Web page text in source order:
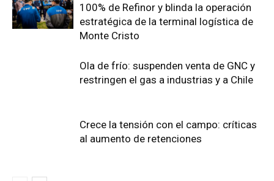
100% de Refinor y blinda la operación
estratégica de la terminal logística de
Monte Cristo
Ola de frío: suspenden venta de GNC y
restringen el gas a industrias y a Chile
Crece la tensión con el campo: críticas
al aumento de retenciones